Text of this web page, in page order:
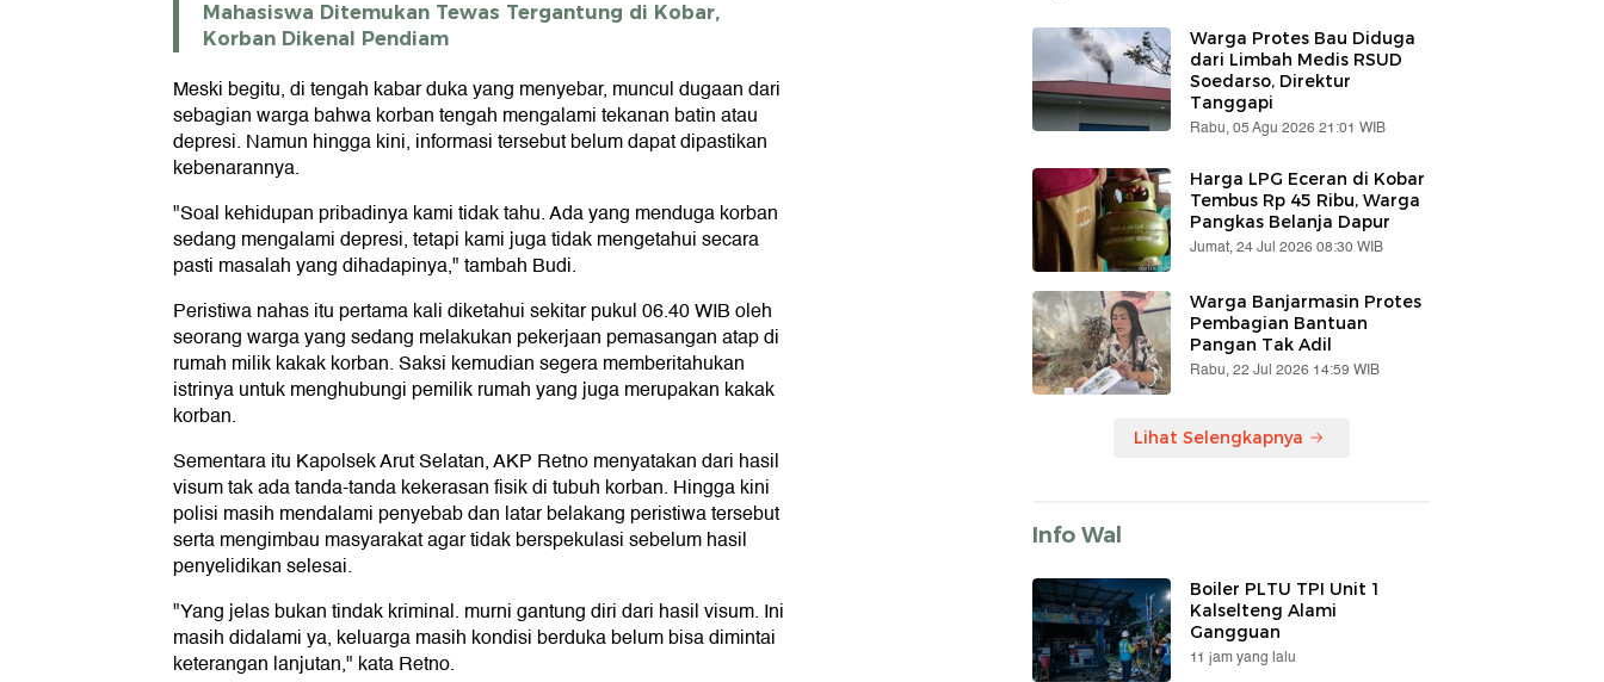
Mahasiswa Ditemukan Tewas Tergantung di Kobar,
Korban Dikenal Pendiam
Meski begitu, di tengah kabar duka yang menyebar, muncul dugaan dari
sebagian warga bahwa korban tengah mengalami tekanan batin atau
depresi. Namun hingga kini, informasi tersebut belum dapat dipastikan
kebenarannya.
"Soal kehidupan pribadinya kami tidak tahu. Ada yang menduga korban
sedang mengalami depresi, tetapi kami juga tidak mengetahui secara
pasti masalah yang dihadapinya," tambah Budi.
Peristiwa nahas itu pertama kali diketahui sekitar pukul 06.40 WIB oleh
seorang warga yang sedang melakukan pekerjaan pemasangan atap di
rumah milik kakak korban. Saksi kemudian segera memberitahukan
istrinya untuk menghubungi pemilik rumah yang juga merupakan kakak
korban.
Sementara itu Kapolsek Arut Selatan, AKP Retno menyatakan dari hasil
visum tak ada tanda-tanda kekerasan fisik di tubuh korban. Hingga kini
polisi masih mendalami penyebab dan latar belakang peristiwa tersebut
serta mengimbau masyarakat agar tidak berspekulasi sebelum hasil
penyelidikan selesai.
"Yang jelas bukan tindak kriminal. murni gantung diri dari hasil visum. Ini
masih didalami ya, keluarga masih kondisi berduka belum bisa dimintai
keterangan lanjutan," kata Retno.
Warga Protes Bau Diduga
dari Limbah Medis RSUD
Soedarso, Direktur
Tanggapi
Rabu, 05 Agu 2026 21:01 WIB
Harga LPG Eceran di Kobar
Tembus Rp 45 Ribu, Warga
Pangkas Belanja Dapur
Jumat, 24 Jul 2026 08:30 WIB
Warga Banjarmasin Protes
Pembagian Bantuan
Pangan Tak Adil
Rabu, 22 Jul 2026 14:59 WIB
Lihat Selengkapnya
Info Wal
Boiler PLTU TPI Unit 1
Kalselteng Alami
Gangguan
11 jam yang lalu